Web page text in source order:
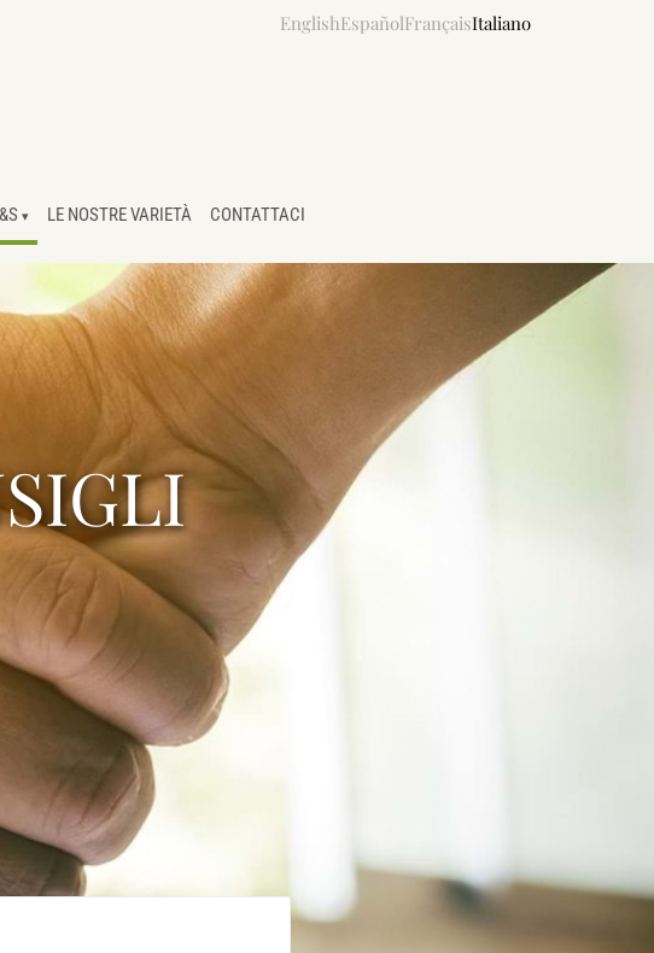
EnglishEspañolFrançaisItaliano
LE NOSTRE VARIETÀ CONTATTACI